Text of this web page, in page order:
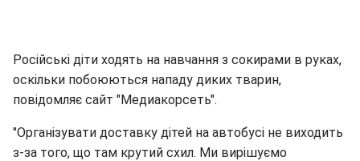
Російські діти ходять на навчання з сокирами в руках,
оскільки побоюються нападу диких тварин,
повідомляє сайт "Медиакорсеть".
"Організувати доставку дітей на автобусі не виходить
з-за того, що там крутий схил. Ми вирішуємо